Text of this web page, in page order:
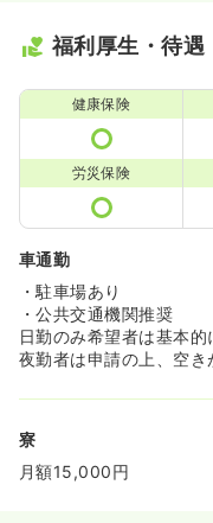
福利厚生・待遇
健康保険
労災保険
車通勤
・駐車場あり
・公共交通機関推奨
日勤のみ希望者は基本
夜勤者は申請の上、空
寮
月額15,000円